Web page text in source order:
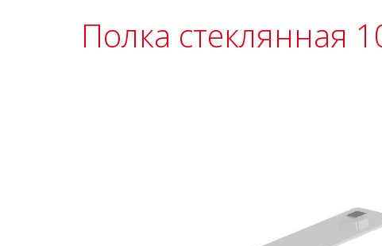
Полка стеклянная